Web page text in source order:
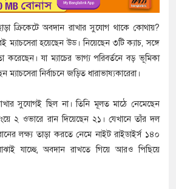
ক্রিকেটে অবদান রাখার সুযোগ থাকে কোথায়?
ম্যাচসেরা হয়েছেন উড। নিয়েছেন ৩টি ক্যাচ, সঙ্গে
যা ম্যাচের ভাগ্য পরিবর্তনে বড় ভূমিকা
নির্বাচনে জড়িত ধারাভাষ্যকারেরা।
সুযোগই ছিল না। তিনি মূলত মাঠে নেমেছেন
২ ওভারে রান দিয়েছেন ২১। যেখানে তাঁর দল
লক্ষ্য তাড়া করতে নেমে নাইট রাইডাইর্স ১৪০
যাচ্ছে, অবদান রাখতে গিয়ে আরও পিছিয়ে